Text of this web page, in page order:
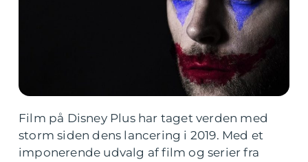
Film på Disney Plus har taget verden med
storm siden dens lancering i 2019. Med et
imponerende udvalg af film og serier fra